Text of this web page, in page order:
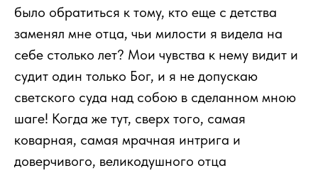
было обратиться к тому, кто еще с детства
заменял мне отца, чьи милости я видела на
себе столько лет? Мои чувства к нему видит и
судит один только Бог, и я не допускаю
светского суда над собою в сделанном мною
шаге! Когда же тут, сверх того, самая
коварная, самая мрачная интрига и
доверчивого, великодушного отца